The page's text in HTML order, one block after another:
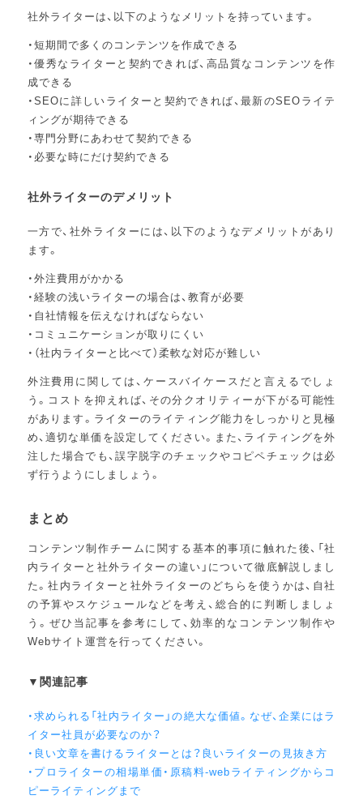
社外ライターは、以下のようなメリットを持っています。
・短期間で多くのコンテンツを作成できる
・優秀なライターと契約できれば、高品質なコンテンツを作
成できる
・SEOに詳しいライターと契約できれば、最新のSEOライテ
ィングが期待できる
・専門分野にあわせて契約できる
・必要な時にだけ契約できる
社外ライターのデメリット
一方で、社外ライターには、以下のようなデメリットがあり
ます。
・外注費用がかかる
・経験の浅いライターの場合は、教育が必要
・自社情報を伝えなければならない
・コミュニケーションが取りにくい
・（社内ライターと比べて）柔軟な対応が難しい
外注費用に関しては、ケースバイケースだと言えるでしょ
う。コストを抑えれば、その分クオリティーが下がる可能性
があります。ライターのライティング能力をしっかりと見極
め、適切な単価を設定してください。また、ライティングを外
注した場合でも、誤字脱字のチェックやコピペチェックは必
ず行うようにしましょう。
まとめ
コンテンツ制作チームに関する基本的事項に触れた後、「社
内ライターと社外ライターの違い」について徹底解説しまし
た。社内ライターと社外ライターのどちらを使うかは、自社
の予算やスケジュールなどを考え、総合的に判断しましょ
う。ぜひ当記事を参考にして、効率的なコンテンツ制作や
Webサイト運営を行ってください。
▼関連記事
・求められる「社内ライター」の絶大な価値。なぜ、企業にはラ
イター社員が必要なのか？
・良い文章を書けるライターとは？良いライターの見抜き方
・プロライターの相場単価・原稿料-webライティングからコ
ピーライティングまで